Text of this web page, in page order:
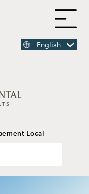
English
Local